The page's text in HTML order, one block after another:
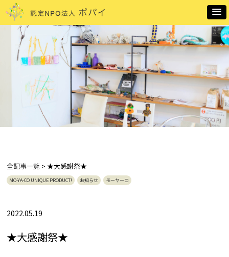
全記事一覧 > ★大感謝祭★
MO-YA-CO UNIQUE PRODUCT! お知らせ モーヤーコ
2022.05.19
★大感謝祭★